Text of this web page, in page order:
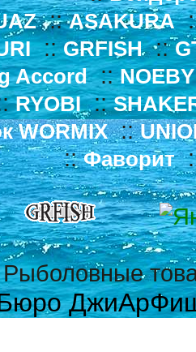
::ASAKURA
::GRFISH::
Accord::NOEBY
RYOBI ::
WORMIX::
::Фаворит